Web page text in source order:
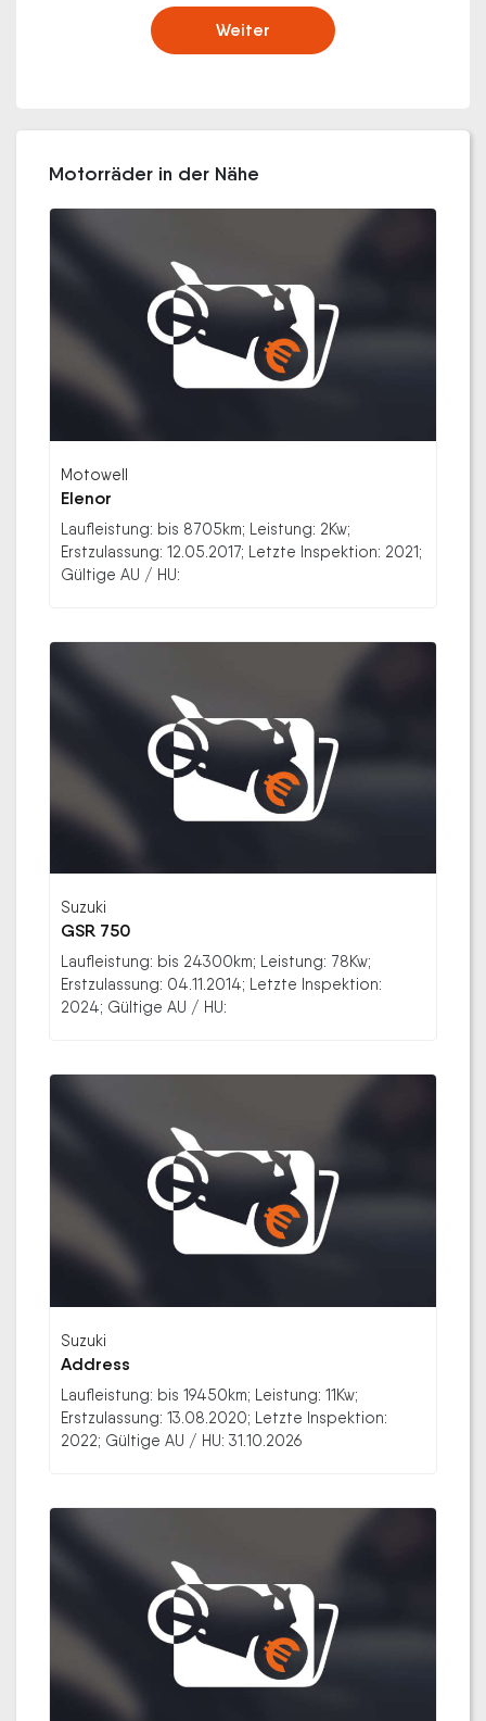
Weiter
Motorräder in der Nähe
Motowell
Elenor
Laufleistung: bis 8705km; Leistung: 2Kw;
Erstzulassung: 12.05.2017; Letzte Inspektion: 2021;
Gültige AU / HU:
Suzuki
GSR 750
Laufleistung: bis 24300km; Leistung: 78Kw;
Erstzulassung: 04.11.2014; Letzte Inspektion:
2024; Gültige AU / HU:
Suzuki
Address
Laufleistung: bis 19450km; Leistung: 11Kw;
Erstzulassung: 13.08.2020; Letzte Inspektion:
2022; Gültige AU / HU: 31.10.2026